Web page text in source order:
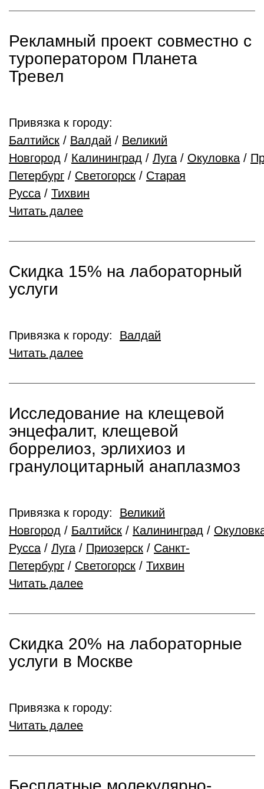
Рекламный проект совместно с
туроператором Планета
Тревел
Привязка к городу:
Балтийск / Валдай / Великий
Новгород / Калининград / Луга / Окуловка /
Петербург / Светогорск / Старая
Русса / Тихвин
Читать далее
Скидка 15% на лабораторный
услуги
Привязка к городу: Валдай
Читать далее
Исследование на клещевой
энцефалит, клещевой
боррелиоз, эрлихиоз и
гранулоцитарный анаплазмоз
Привязка к городу: Великий
Новгород / Балтийск / Калининград /
Русса / Луга / Приозерск / Санкт-
Петербург / Светогорск / Тихвин
Читать далее
Скидка 20% на лабораторные
услуги в Москве
Привязка к городу:
Читать далее